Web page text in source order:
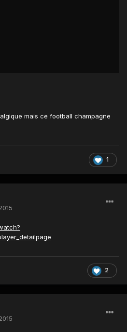
mais ce football champagne
1
2